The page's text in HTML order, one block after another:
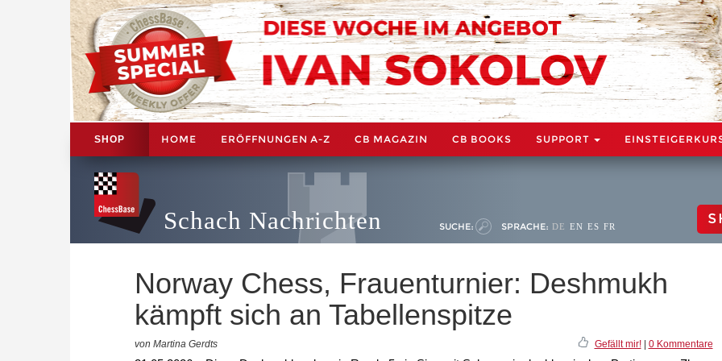
SHOP HOME ERÖFFNUNGEN A-Z CB MAGAZIN CB BOOKS SUPPORT
Schach Nachrichten SUCHE: SPRACHE: DE EN ES FR
Norway Chess, Frauenturnier: Deshmukh
kämpft sich an Tabellenspitze
von Martina Gerdts Gefällt mir!| 0 Kommentare